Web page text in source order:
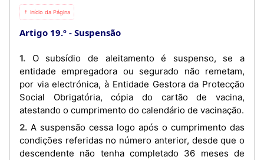
⇡ Início da Página
Artigo 19.º Suspensão
1. O subsídio de aleitamento é suspenso, se a
entidade empregadora ou segurado não remetam,
por via electrónica, à Entidade Gestora da Protecção
Social Obrigatória, cópia do cartão de vacina,
atestando o cumprimento do calendário de vacinação.
2. A suspensão cessa logo após o cumprimento das
condições referidas no número anterior, desde que o
descendente não tenha completado 36 meses de